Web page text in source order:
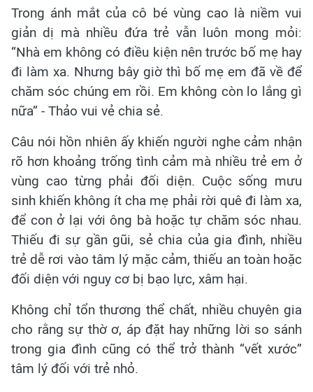
Trong ánh mắt của cô bé vùng cao là niềm vui
giản dị mà nhiều đứa trẻ vẫn luôn mong mỏi:
“Nhà em không có điều kiện nên trước bố mẹ hay
đi làm xa. Nhưng bây giờ thì bố mẹ em đã về để
chăm sóc chúng em rồi. Em không còn lo lắng gì
nữa” - Thảo vui vẻ chia sẻ.
Câu nói hồn nhiên ấy khiến người nghe cảm nhận
rõ hơn khoảng trống tình cảm mà nhiều trẻ em ở
vùng cao từng phải đối diện. Cuộc sống mưu
sinh khiến không ít cha mẹ phải rời quê đi làm xa,
để con ở lại với ông bà hoặc tự chăm sóc nhau.
Thiếu đi sự gần gũi, sẻ chia của gia đình, nhiều
trẻ dễ rơi vào tâm lý mặc cảm, thiếu an toàn hoặc
đối diện với nguy cơ bị bạo lực, xâm hại.
Không chỉ tổn thương thể chất, nhiều chuyên gia
cho rằng sự thờ ơ, áp đặt hay những lời so sánh
trong gia đình cũng có thể trở thành “vết xước”
tâm lý đối với trẻ nhỏ.